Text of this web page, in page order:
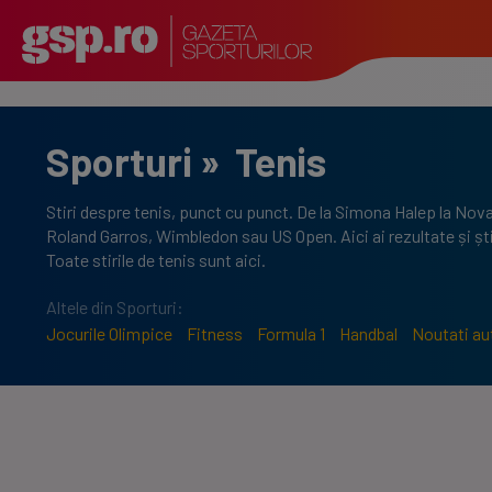
Sporturi » Tenis
Stiri despre tenis, punct cu punct. De la Simona Halep la
Roland Garros, Wimbledon sau US Open. Aici ai rezultate
Toate stirile de tenis sunt aici.
Altele din Sporturi:
Jocurile Olimpice
Fitness Formula 1 Handbal Noutati